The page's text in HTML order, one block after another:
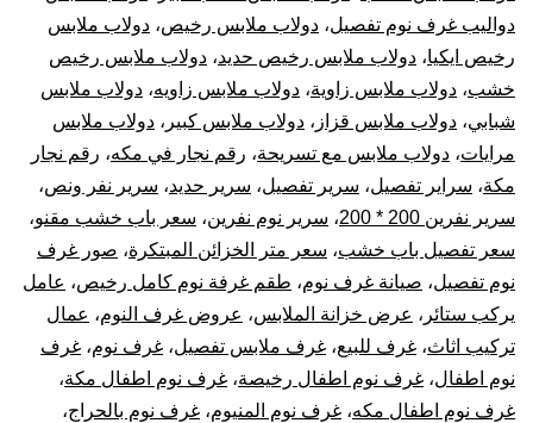
دواليب غرف نوم تفصيل، دولاب ملابس رخيص، دولاب ملابس
رخيص ايكيا، دولاب ملابس رخيص حديد، دولاب ملابس رخيص
خشب، دولاب ملابس زاوية، دولاب ملابس زاويه، دولاب ملابس
شبابي، دولاب ملابس قزاز ، دولاب ملابس كبير ، دولاب ملابس
مرايات، دولاب ملابس مع تسريحة، رقم نجار في مكه، رقم نجار
مكة، سراير تفصيل، سرير تفصيل، سرير حديد، سرير نفر ونص،
سرير نفرين 200 * 200
، سرير نوم نفرين، سعر باب خشب مقنو،
سعر تفصيل باب خشب، سعر متر الخزائن المبتكرة، صور غرف
نوم تفصيل، صيانة غرف نوم، طقم غرفة نوم كامل رخيص، عامل
يركب ستائر ، عرض خزانة الملابس، عروض غرف النوم، عمال
تركيب اثاث، غرف للبيع، غرف ملابس تفصيل، غرف نوم، غرف
نوم اطفال، غرف نوم اطفال رخيصة، غرف نوم اطفال مكة،
غرف نوم اطفال مكه، غرف نوم المنيوم، غرف نوم بالحراج،